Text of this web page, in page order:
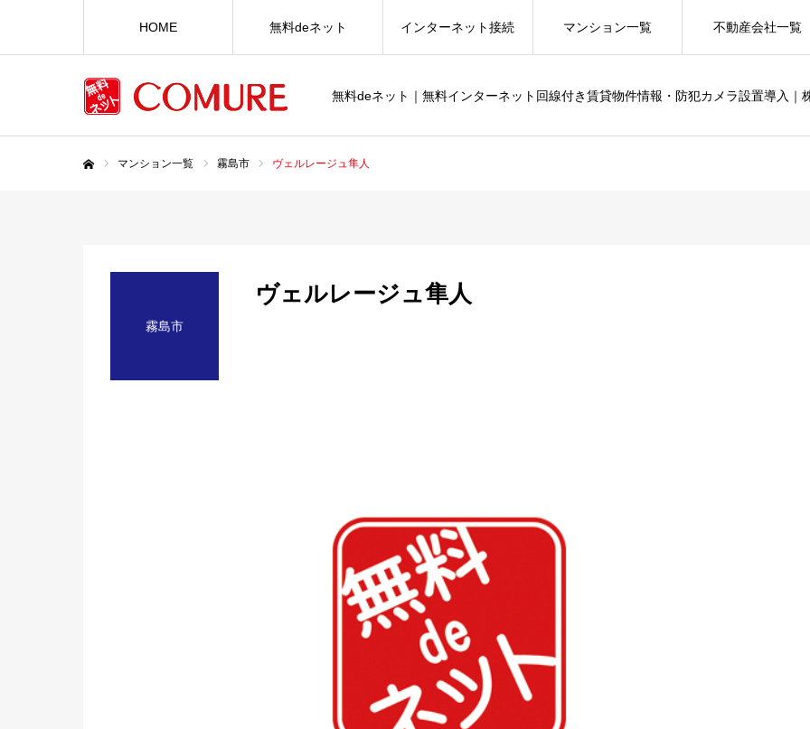
無料deネット｜無料インターネット回線付き賃貸物件情報・防犯カメラ設置導入｜
HOME 無料deネット インターネット接続 マンション一覧 不動産会社一覧
マンション一覧 霧島市 ヴェルレージュ隼人
霧島市
ヴェルレージュ隼人